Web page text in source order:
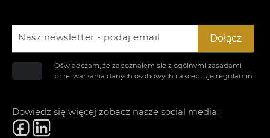
Nasz newsletter - podaj email
Oświadczam, że zapoznałem się z ogólnymi zasadami
przetwarzania danych osobowych i akceptuje regulamin
Dołącz
Dowiedz się więcej zobacz nasze social media: